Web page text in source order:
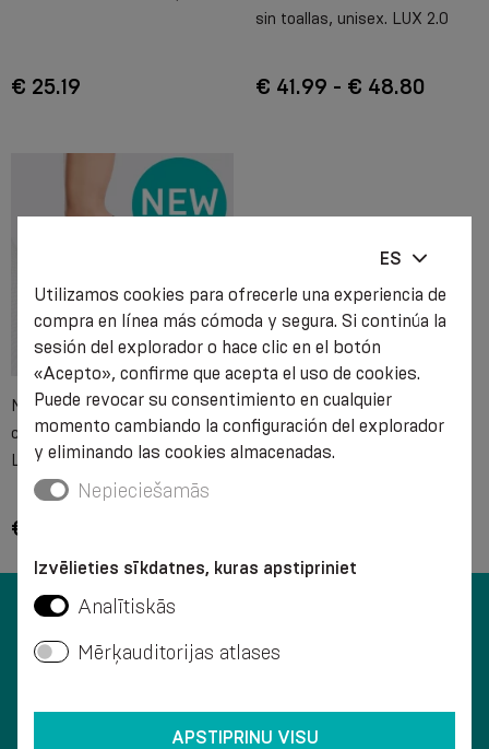
€ 25.19
sin toallas, unisex. LUX 2.0
€ 41.99 - € 48.80
Medias de rodilla de
compresión médica, unisex.
LUX 2.0
€ 29.05 - € 32.18
SERVICIO AL CLIENTE
ES
Utilizamos cookies para ofrecerle una experiencia de
compra en línea más cómoda y segura. Si continúa la
sesión del explorador o hace clic en el botón
«Acepto», confirme que acepta el uso de cookies.
Puede revocar su consentimiento en cualquier
momento cambiando la configuración del explorador
y eliminando las cookies almacenadas.
Nepieciešamās
Izvēlieties sīkdatnes, kuras apstipriniet
Analītiskās
Mērķauditorijas atlases
APSTIPRINU VISU